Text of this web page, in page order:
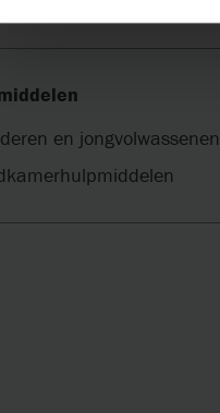
en jongvolwassenen